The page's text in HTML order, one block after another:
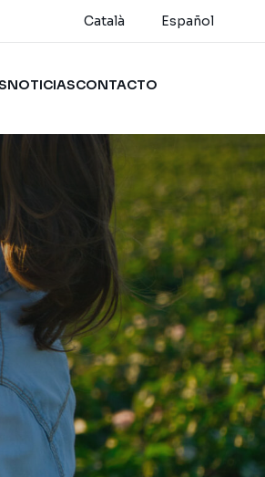
Català Español
NOTICIASCONTACTO